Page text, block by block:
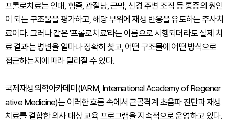
프롤로치료는 인대, 힘줄, 관절낭, 근막, 신경 주변 조직 등 통증의 원인
이 되는 구조물을 평가하고, 해당 부위에 재생 반응을 유도하는 주사치
료이다. 그러나 같은 '프롤로치료'라는 이름으로 시행되더라도 실제 치
료 결과는 병변을 얼마나 정확히 찾고, 어떤 구조물에 어떤 방식으로
접근하는지에 따라 달라질 수 있다.
국제재생의학아카데미(IARM, International Academy of Regener
ative Medicine)는 이러한 흐름 속에서 근골격계 초음파 진단과 재생
치료를 결합한 의사 대상 교육 프로그램을 지속적으로 운영하고 있다.